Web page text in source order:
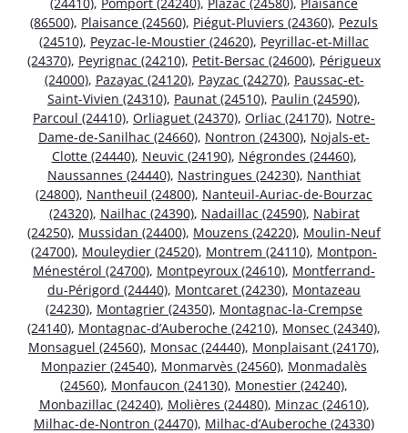
(86500), Plaisance (24560), Piégut-Pluviers (24360), Pezuls
(24510), Peyzac-le-Moustier (24620), Peyrillac-et-Millac
(24370), Peyrignac (24210), Petit-Bersac (24600), Périgueux
(24000), Pazayac (24120), Payzac (24270), Paussac-et-
Saint-Vivien (24310), Paunat (24510), Paulin (24590),
Parcoul (24410), Orliaguet (24370), Orliac (24170), Notre-
Dame-de-Sanilhac (24660), Nontron (24300), Nojals-et-
Clotte (24440), Neuvic (24190), Négrondes (24460),
Naussannes (24440), Nastringues (24230), Nanthiat
(24800), Nantheuil (24800), Nanteuil-Auriac-de-Bourzac
(24320), Nailhac (24390), Nadaillac (24590), Nabirat
(24250), Mussidan (24400), Mouzens (24220), Moulin-Neuf
(24700), Mouleydier (24520), Montrem (24110), Montpon-
Ménestérol (24700), Montpeyroux (24610), Montferrand-
du-Périgord (24440), Montcaret (24230), Montazeau
(24230), Montagrier (24350), Montagnac-la-Crempse
(24140), Montagnac-d’Auberoche (24210), Monsec (24340),
Monsaguel (24560), Monsac (24440), Monplaisant (24170),
Monpazier (24540), Monmarvès (24560), Monmadalès
(24560), Monfaucon (24130), Monestier (24240),
Monbazillac (24240), Molières (24480), Minzac (24610),
Milhac-de-Nontron (24470), Milhac-d’Auberoche (24330)